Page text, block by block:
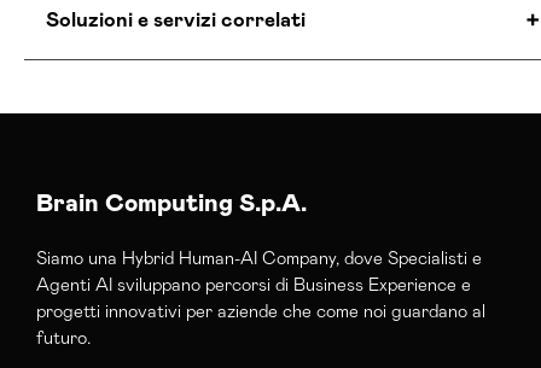
Soluzioni e servizi correlati
Brain Computing S.p.A.
Siamo una Hybrid Human-AI Company, dove Specialisti e
Agenti AI sviluppano percorsi di Business Experience e
progetti innovativi per aziende che come noi guardano al
futuro.